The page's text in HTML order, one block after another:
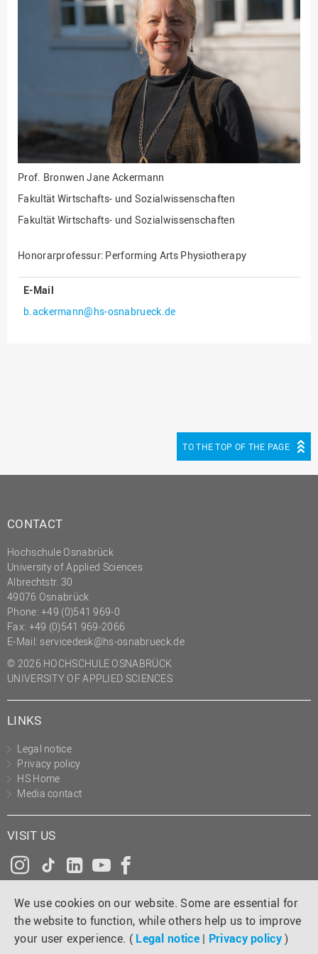
We use cookies on our website. Some are essential for
the website to function, while others help us to improve
your user experience. ( Legal notice | Privacy policy)
Fakultät
Ingenieurwissenschaften
und Informatik
Fakultät Wirtschafts- und
Sozialwissenschaften
Finanzen
Forschung, Kooperation,
Drittmittel
Gebäude und Technik
Gesellschaftliches
Gleichstellungsbüro
Hochschulleitung
strategie
Personalentwicklung
Präsidialbüro
Professional School
Projekte des Präsidiums
Projektmanagement Office
(PMO)
Prozessmanagement
Science to Business GmbH
Studierendensekretariat
Studium und Lehre
Transfer- und
Prof. Bronwen Jane Ackermann
Fakultät Wirtschafts- und Sozialwissenschaften
Fakultät Wirtschafts- und Sozialwissenschaften
Honorarprofessur: Performing Arts Physiotherapy
E-Mail
b.ackermann@hs-osnabrueck.de
TO THE TOP OF THE PAGE
CONTACT
Hochschule Osnabrück
University of Applied Sciences
Albrechtstr. 30
49076 Osnabrück
Phone: +49 (0)541 969-0
Fax: +49 (0)541 969-2066
E-Mail: servicedesk@hs-osnabrueck.de
© 2026 HOCHSCHULE OSNABRÜCK
UNIVERSITY OF APPLIED SCIENCES
LINKS
Legal notice
Privacy policy
HS Home
Media contact
VISIT US
Instagram
Tiktok
LinkedInYouTube